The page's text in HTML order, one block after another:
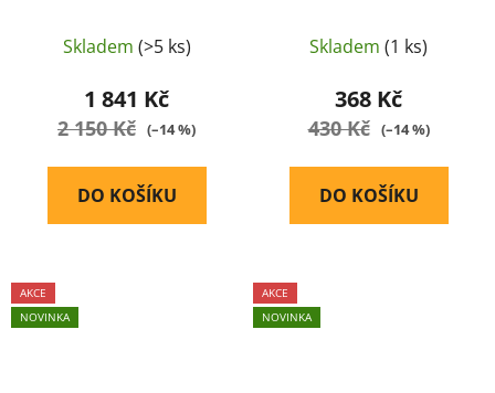
prodloužením
Skladem (>5 ks)
1 841 Kč
2 150 Kč (–14 %)
DO KOŠÍKU
ČERNÝ
Skladem (1 ks)
368 Kč
430 Kč (–14 %)
DO KOŠÍKU
AKCE
NOVINKA
AKCE
NOVINKA